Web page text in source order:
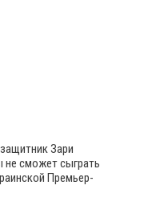
Зари
не сможет сыграть
Премьер-